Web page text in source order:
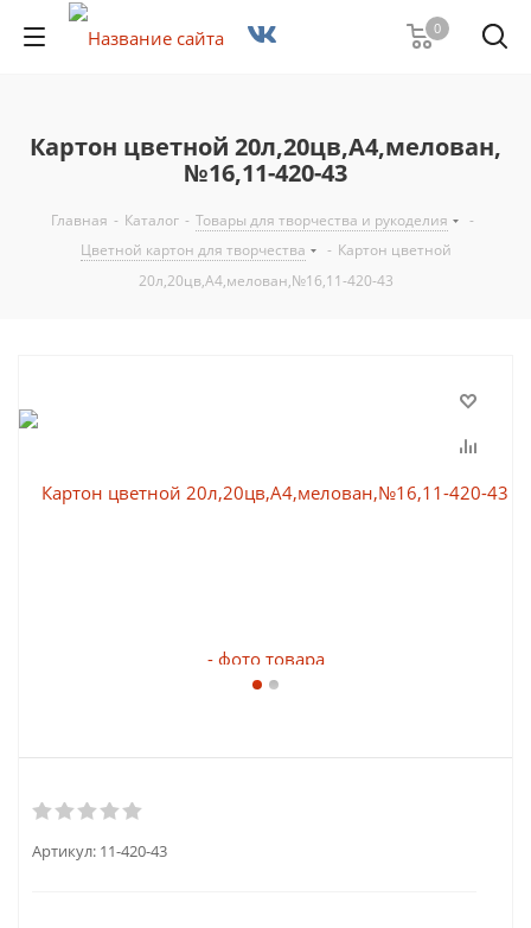
0
Картон цветной 20л,20цв,А4,мелован,
№16,11-420-43
Главная - Каталог - Товары для творчества и рукоделия
-
Цветной картон для творчества
- Картон цветной
20л,20цв,А4,мелован,№16,11-420-43
Артикул: 11-420-43